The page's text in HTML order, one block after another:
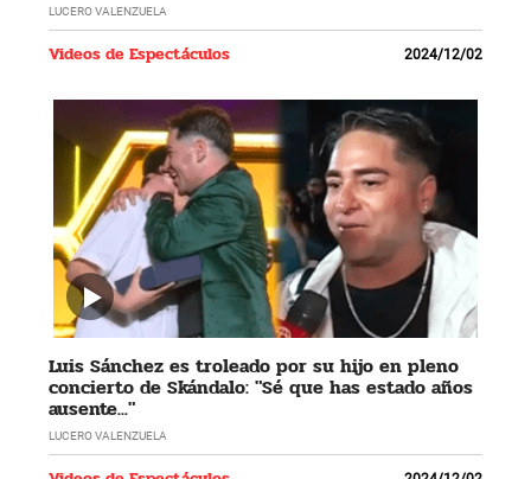
LUCERO VALENZUELA
Videos de Espectáculos 2024/12/02
Luis Sánchez es troleado por su hijo en pleno
concierto de Skándalo: "Sé que has estado años
ausente..."
LUCERO VALENZUELA